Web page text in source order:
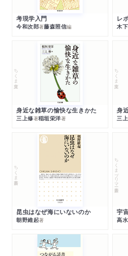
考現学入門
今和次郎著藤森照信編
レ
木
ちくま文庫
身近な雑草の愉快な生きかた
三上修著稲垣栄洋著
ちくま文庫
身
三
ちくま新書
昆虫はなぜ海にいないのか
朝野維起著
ちくまプリマー新書
宇
高